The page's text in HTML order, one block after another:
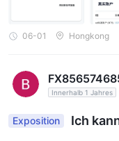
06-01 Hongkong
Innerhalb 1 Jahres
Exposition
Ich